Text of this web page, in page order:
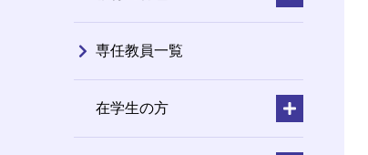
専任教員一覧
在学生の方